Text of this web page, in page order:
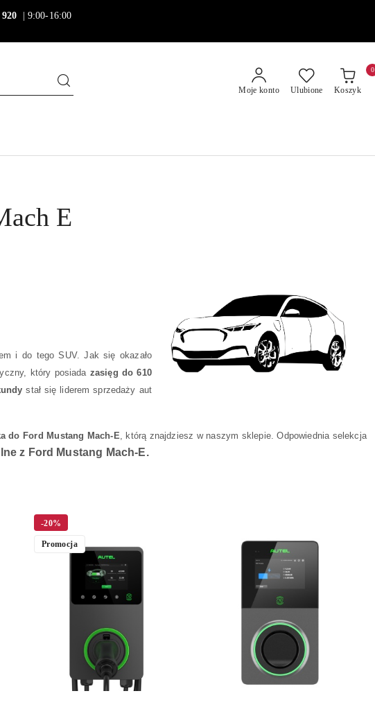
| 9:00-16:00
Moje konto Ulubione Koszyk
0
E
i do tego SUV. Jak się okazało
który posiada zasięg do 610
stał się liderem sprzedaży aut
do Ford Mustang Mach-E, którą znajdziesz w naszym sklepie. Odpowiednia selekcja
z Ford Mustang Mach-E.
-20%
Promocja